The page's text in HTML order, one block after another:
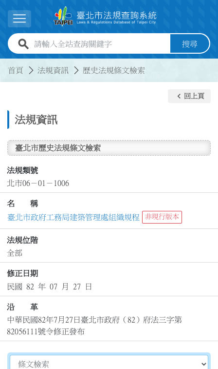
展開選單
全站查詢關鍵字欄位 搜尋
首頁 法規資訊 歷史法規條文檢索
法規資訊
keyboard_arrow_left 回上頁
臺北市歷史法規條文檢索
法規類號
北市06－01－1006
名 稱
臺北市政府工務局建築管理處組織規程
非現行版本
法規位階
全部
修正日期
民國 82 年 07 月 27 日
沿 革
中華民國82年7月27日臺北市政府（82）府法三字第
82056111號令修正發布
切換選擇法規資訊內容